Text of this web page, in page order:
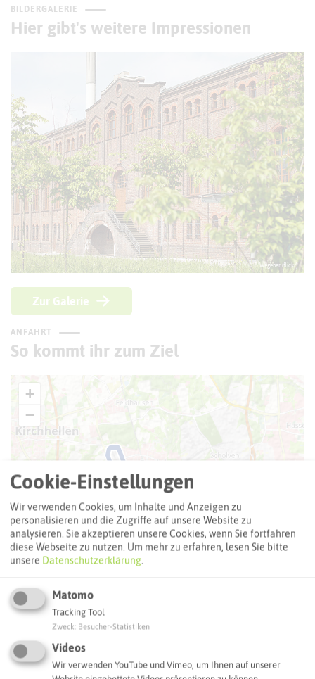
BILDERGALERIE
Hier gibt's weitere Impressionen
© F. Wegener (flickr)
Zur Galerie
ANFAHRT
So kommt ihr zum Ziel
+
−
Cookie-Einstellungen
Wir verwenden Cookies, um Inhalte und Anzeigen zu
personalisieren und die Zugriffe auf unsere Website zu
analysieren. Sie akzeptieren unsere Cookies, wenn Sie fortfahren
diese Webseite zu nutzen. Um mehr zu erfahren, lesen Sie bitte
unsere Datenschutzerklärung.
Matomo
Tracking Tool
Zweck Besucher-Statistiken
Videos
Wir verwenden YouTube und Vimeo, um Ihnen auf unserer